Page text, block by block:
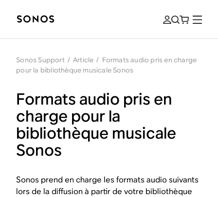
Sonos Support / Article / Formats audio pris en charge
pour la bibliothèque musicale Sonos
Formats audio pris en
charge pour la
bibliothèque musicale
Sonos
Sonos prend en charge les formats audio suivants
lors de la diffusion à partir de votre bibliothèque